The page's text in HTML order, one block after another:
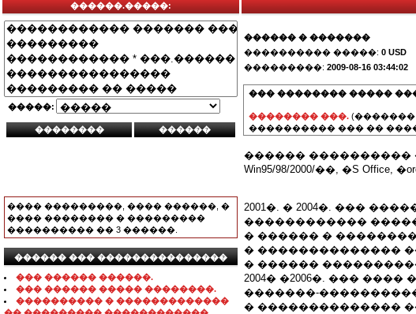
������.�����:
�����:
���� ���������, ���� ������, �
���� �������� � ���������
���������� �� 3 ������.
������ ��� ���������������
��� ������ ������.
��� ������ ����� ��������.
���������� � �������������
������ � �������
���������� �����: 0 USD
���������: 2009-08-16 03:44:02
��� �������� �����
�������� ���.
���������� ��� ��
������ ���������� �
Win95/98/2000/��, �S Office,
2001�. � 2004�. ���
������������
� ������ �
� ��������������
� ������
2004� �2006�. ���
�������-
� ��������������